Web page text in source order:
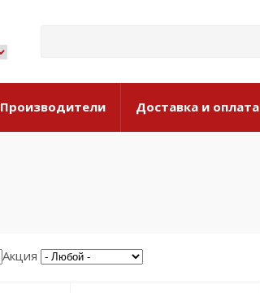
Производители Доставка и оплата
Акция